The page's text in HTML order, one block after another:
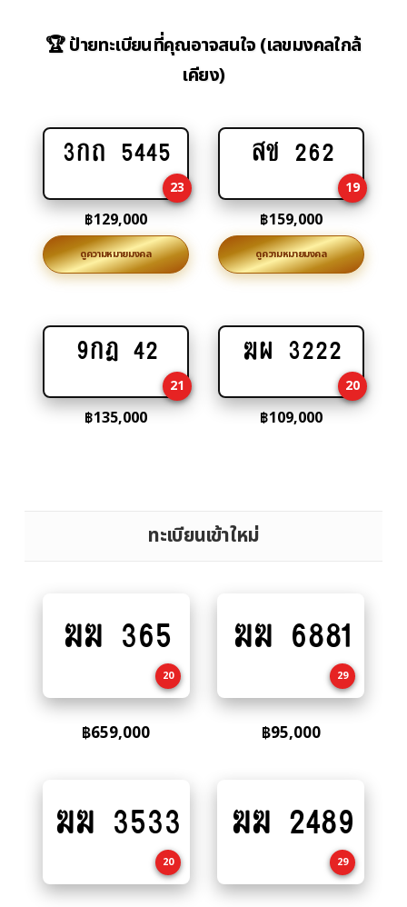
🏆 ป้ายทะเบียนที่คุณอาจสนใจ (เลขมงคลใกล้
เคียง)
Add
cart
3กถ 5445
23
฿129,000
ดูความหมายมงคล
Add
cart
สช 262
19
฿159,000
ดูความหมายมงคล
Add
cart
9กฎ 42
21
฿135,000
Add
cart
ฆผ 3222
20
฿109,000
ทะเบียนเข้าใหม่
to
ฆฆ 365
20
฿659,000
to
ฆฆ 6881
29
฿95,000
to
ฆฆ 3533
20
to
ฆฆ 2489
29